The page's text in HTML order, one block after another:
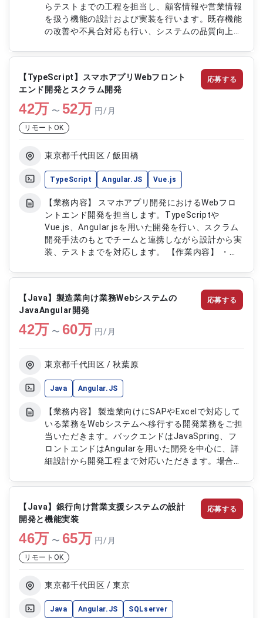
らテストまでの工程を担当し、顧客情報や営業情報
を扱う機能の設計および実装を行います。既存機能
の改善や不具合対応も行い、システムの品質向上に
細設計の対応 ・PHPを用いた機能開発 ・データベ
ース設計およびSQL作成 ・単体テストおよび結合テ
ストの実施 ・不具合改修対応
【TypeScript】スマホアプリWebフロント
エンド開発とスクラム開発
42万 〜 52万 円/月
リモートOK
東京都千代田区 / 飯田橋
TypeScript Angular.JS Vue.js
【業務内容】 スマホアプリ開発におけるWebフロ
ントエンド開発を担当します。TypeScriptや
Vue.js、Angular.jsを用いた開発を行い、スクラム
開発手法のもとでチームと連携しながら設計から実
装、テストまでを対応します。 【作業内容】 ・
フロントエンド開発 ・スクラム開発によるプロジ
ェクト推進 ・フロントエンド設計および実装、テ
スト実施 ・チーム内での進捗管理およびコミュニ
ケーション対応 ・サブリーダー業務（経験に応じ
て対応）
応募する
【Java】製造業向け業務Webシステムの
JavaAngular開発
42万 〜 60万 円/月
東京都千代田区 / 秋葉原
Java Angular.JS
【業務内容】 製造業向けにSAPやExcelで対応して
いる業務をWebシステムへ移行する開発業務をご担
当いただきます。バックエンドはJavaSpring、フ
ロントエンドはAngularを用いた開発を中心に、詳
細設計から開発工程まで対応いただきます。場合に
実装まで一貫してシステム開発に従事していただき
開発 ・JavaSpringを用いたバックエンド開発 ・
Angularを用いたフロントエンド開発 ・詳細設計書
に基づく実装対応 ・基本設計対応（可能性あり）
・SQLServerを用いたデータベース連携開発 ・単
体テストおよび結合テスト対応
応募する
【Java】銀行向け営業支援システムの設計
開発と機能実装
46万 〜 65万 円/月
リモートOK
東京都千代田区 / 東京
Java Angular.JS SQLserver
応募する